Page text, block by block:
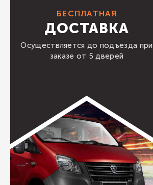
БЕСПЛАТНАЯ
ДОСТАВКА
Осуществляется до подъезда при
заказе от 5 дверей